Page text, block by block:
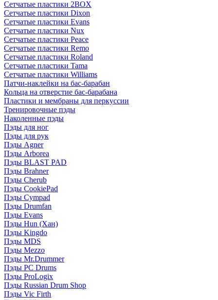
Сетчатые пластики 2BOX
Сетчатые пластики Dixon
Сетчатые пластики Evans
Сетчатые пластики Nux
Сетчатые пластики Peace
Сетчатые пластики Remo
Сетчатые пластики Roland
Сетчатые пластики Tama
Сетчатые пластики Williams
Патчи-наклейки на бас-барабан
Кольца на отверстие бас-барабана
Пластики и мембраны для перкуссии
Тренировочные пэды
Наколенные пэды
Пэды для ног
Пэды для рук
Пэды Agner
Пэды Arborea
Пэды BLAST PAD
Пэды Brahner
Пэды Cherub
Пэды CookiePad
Пэды Cympad
Пэды Drumfan
Пэды Evans
Пэды Hun (Хан)
Пэды Kingdo
Пэды MDS
Пэды Mezzo
Пэды Mr.Drummer
Пэды PC Drums
Пэды ProLogix
Пэды Russian Drum Shop
Пэды Vic Firth